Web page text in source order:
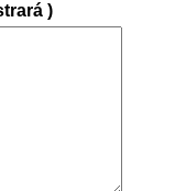
)